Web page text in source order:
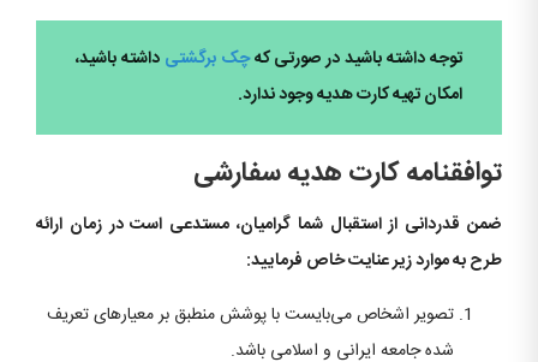
توجه داشته باشید در صورتی کهچک برگشتی داشته باشید،
امکان تهیه کارت هدیه وجود ندارد.
توافقنامه کارت هدیه سفارشی
ضمن قدردانی از استقبال شما گرامیان، مستدعی است در زمان ارائه
طرح به موارد زیر عنایت خاص فرمایید:
تصویر اشخاص می‌بایست با پوشش منطبق بر معیارهای تعریف
شده جامعه ایرانی و اسلامی باشد.